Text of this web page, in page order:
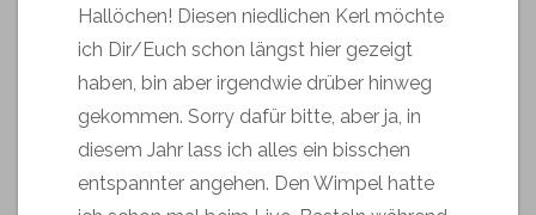
Hallöchen! Diesen niedlichen Kerl möchte
ich Dir/Euch schon längst hier gezeigt
haben, bin aber irgendwie drüber hinweg
gekommen. Sorry dafür bitte, aber ja, in
diesem Jahr lass ich alles ein bisschen
entspannter angehen. Den Wimpel hatte